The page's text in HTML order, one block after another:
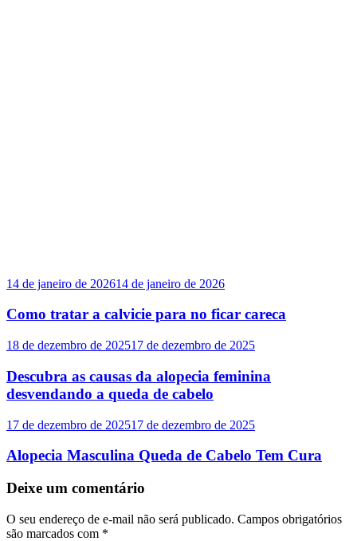
14 de janeiro de 202614 de janeiro de 2026
Como tratar a calvicie para no ficar careca
18 de dezembro de 202517 de dezembro de 2025
Descubra as causas da alopecia feminina
desvendando a queda de cabelo
17 de dezembro de 202517 de dezembro de 2025
Alopecia Masculina Queda de Cabelo Tem Cura
Deixe um comentário
O seu endereço de e-mail não será publicado. Campos obrigatórios
são marcados com *